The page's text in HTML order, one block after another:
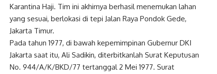
Karantina Haji. Tim ini akhirnya berhasil menemukan lahan
yang sesuai, berlokasi di tepi Jalan Raya Pondok Gede,
Jakarta Timur.
Pada tahun 1977, di bawah kepemimpinan Gubernur DKI
Jakarta saat itu, Ali Sadikin, diterbitkanlah Surat Keputusan
No. 944/A/K/BKD/77 tertanggal 2 Mei 1977. Surat